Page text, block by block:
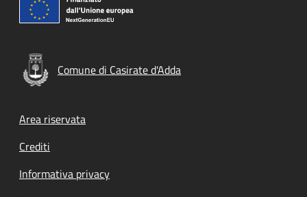
Comune di Casirate d'Adda
Footer menu
Area riservata
Crediti
Informativa privacy